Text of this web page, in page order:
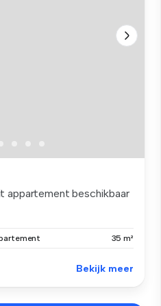
beschikbaar
35 m²
Bekijk meer